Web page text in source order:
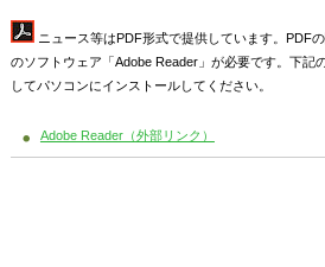
ニュース等はPDF形式で提供しています。PDF
のソフトウェア「Adobe Reader」が必要です。下記
してパソコンにインストールしてください。
Adobe Reader（外部リンク）